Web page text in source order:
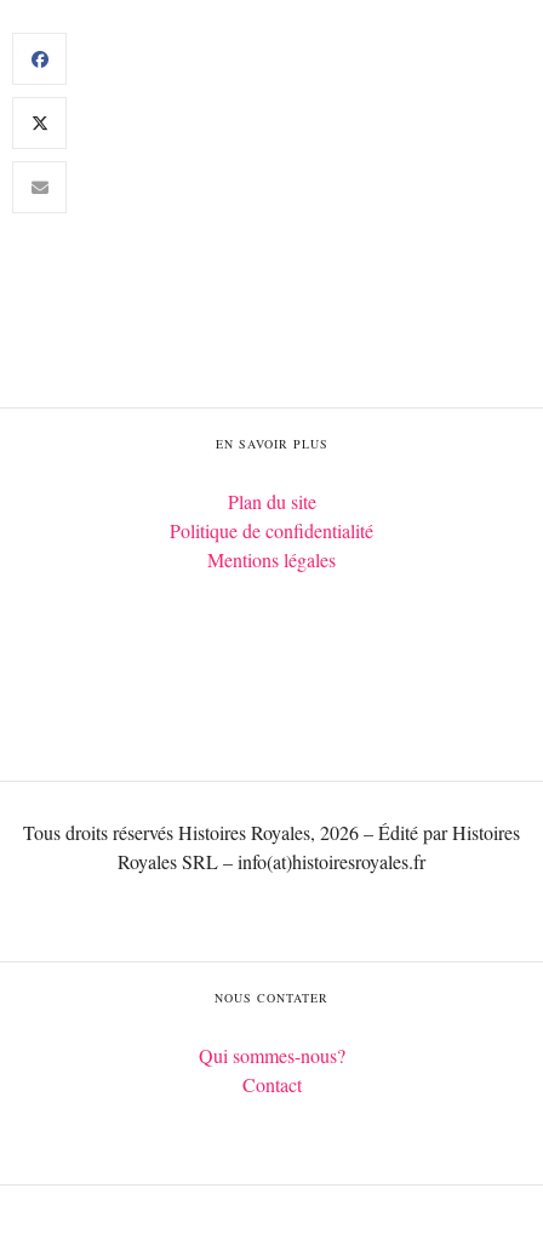
EN SAVOIR PLUS
Plan du site
Politique de confidentialité
Mentions légales
Tous droits réservés Histoires Royales, 2026 – Édité par Histoires
Royales SRL – info(at)histoiresroyales.fr
NOUS CONTATER
Qui sommes-nous?
Contact